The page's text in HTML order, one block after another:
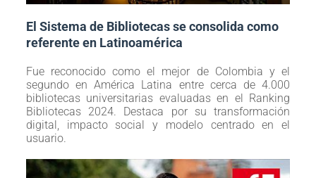
El Sistema de Bibliotecas se consolida como
referente en Latinoamérica
Fue reconocido como el mejor de Colombia y el
segundo en América Latina entre cerca de 4.000
bibliotecas universitarias evaluadas en el Ranking
Bibliotecas 2024. Destaca por su transformación
digital, impacto social y modelo centrado en el
usuario.